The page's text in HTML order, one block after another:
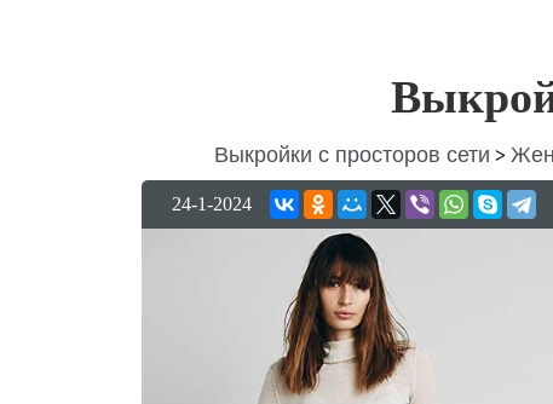
Выкройки с просторов сети >
24-1-2024